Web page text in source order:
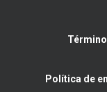
Política de